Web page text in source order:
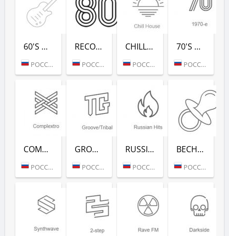
60'S DANCE (РАДИО РЕКОРД)
РОССИЯ (МОСКВА)
RECORD 80-Х (РАДИО РЕКОРД)
РОССИЯ (МОСКВА)
CHILL HOUSE (РАДИО РЕКОРД)
РОССИЯ (МОСКВА)
70'S DANCE (РАДИО РЕКОРД)
РОССИЯ (МОСКВА)
COMPLEXTRO (РАДИО РЕКОРД)
РОССИЯ (МОСКВА)
GROOVE/TRIBAL (РАДИО РЕКОРД)
РОССИЯ (МОСКВА)
RUSSIAN HITS (РАДИО РЕКОРД)
РОССИЯ (МОСКВА)
ВЕСНУШКА FM (РАДИО РЕКОРД)
РОССИЯ (МОСКВА)